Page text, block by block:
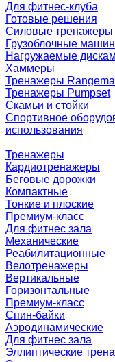
Для фитнес-клуба
Готовые решения
Силовые тренажеры
Грузоблочные
Нагружаемые
Хаммеры
Тренажеры
Тренажеры Pumpset
Скамьи и стойки
Спортивное
использования
Тренажеры
Кардиотренажеры
Беговые дорожки
Компактные
Тонкие и плоские
Премиум-класс
Для фитнес зала
Механические
Реабилитационные
Велотренажеры
Вертикальные
Горизонтальные
Премиум-класс
Спин-байки
Аэродинамические
Для фитнес зала
Эллиптические